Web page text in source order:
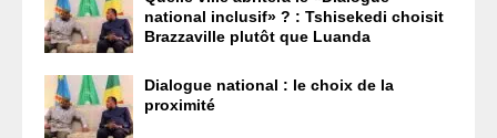
national inclusif» ? : Tshisekedi choisit
Brazzaville plutôt que Luanda
Dialogue national : le choix de la
proximité